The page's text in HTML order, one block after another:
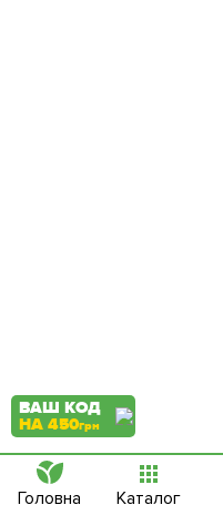
ВАШ КОД
НА 450грн
Головна Каталог